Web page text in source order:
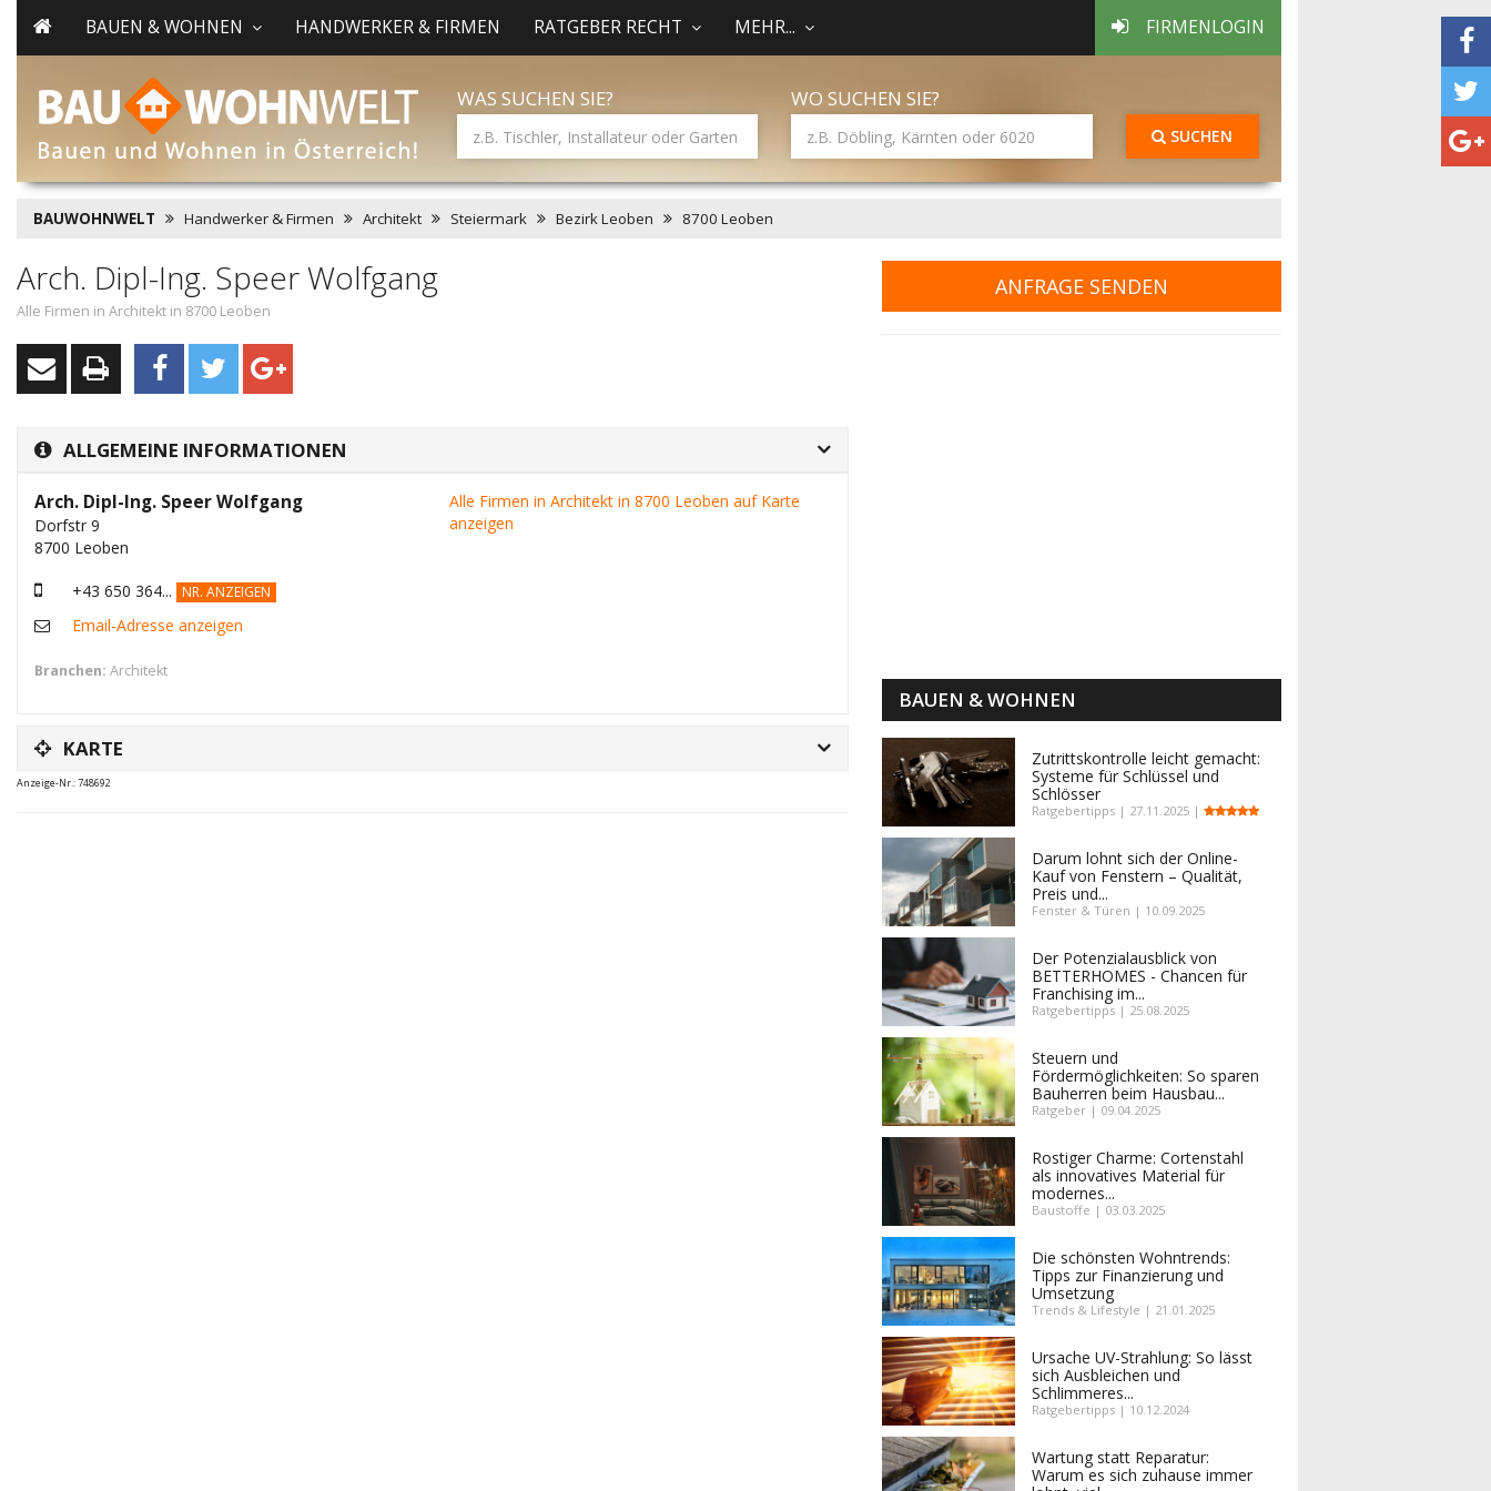
BAUEN & WOHNEN HANDWERKER & FIRMEN RATGEBER RECHT MEHR... FIRMENLOGIN
WAS SUCHEN SIE? WO SUCHEN SIE?
SUCHEN
BAUWOHNWELT Handwerker & Firmen Architekt Steiermark Bezirk Leoben 8700 Leoben
Arch. Dipl-Ing. Speer Wolfgang
Alle Firmen in Architekt in 8700 Leoben
ALLGEMEINE INFORMATIONEN
Alle Firmen in Architekt in 8700 Leoben auf Karte
anzeigen
Arch. Dipl-Ing. Speer Wolfgang
Dorfstr 9
8700 Leoben
+43 650 364... NR. ANZEIGEN
Email-Adresse anzeigen
Branchen: Architekt
KARTE
Anzeige-Nr.: 748692
ANFRAGE SENDEN
BAUEN & WOHNEN
Zutrittskontrolle leicht gemacht:
Systeme für Schlüssel und
Schlösser
Ratgebertipps | 27.11.2025 |
Darum lohnt sich der Online-
Kauf von Fenstern – Qualität,
Preis und...
Fenster & Türen | 10.09.2025
Der Potenzialausblick von
BETTERHOMES - Chancen für
Franchising im...
Ratgebertipps | 25.08.2025
Steuern und
Fördermöglichkeiten: So sparen
Bauherren beim Hausbau...
Ratgeber | 09.04.2025
Rostiger Charme: Cortenstahl
als innovatives Material für
modernes...
Baustoffe | 03.03.2025
Die schönsten Wohntrends:
Tipps zur Finanzierung und
Umsetzung
Trends & Lifestyle | 21.01.2025
Ursache UV-Strahlung: So lässt
sich Ausbleichen und
Schlimmeres...
Ratgebertipps | 10.12.2024
Wartung statt Reparatur:
Warum es sich zuhause immer